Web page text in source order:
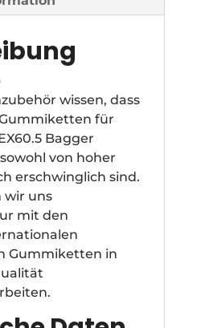
wissen, dass
Gummiketten für
Bagger
von hoher
erschwinglich sind.
wir uns
mit den
Gummiketten in